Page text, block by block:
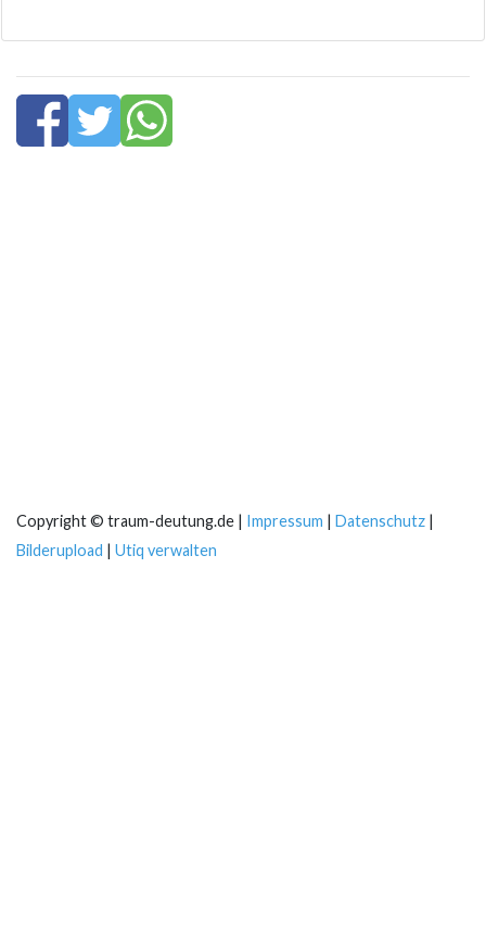
Copyright © traum-deutung.de | Impressum | Datenschutz |
Bilderupload | Utiq verwalten